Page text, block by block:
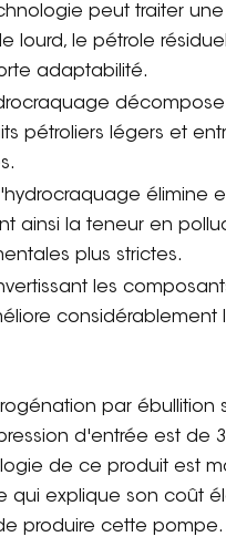
peut traiter
lourd, le pétrole
adaptabilité.
pétroliers légers et
élimine
ainsi la teneur en
plus strictes.
les
considérablement
par ébullition
d'entrée est de
de ce produit est
qui explique son coût
produire cette pompe.